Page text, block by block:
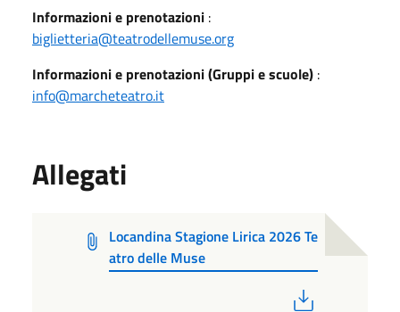
Informazioni e prenotazioni :
biglietteria@teatrodellemuse.org
Informazioni e prenotazioni (Gruppi e scuole) :
info@marcheteatro.it
Allegati
Locandina Stagione Lirica 2026 Te
atro delle Muse